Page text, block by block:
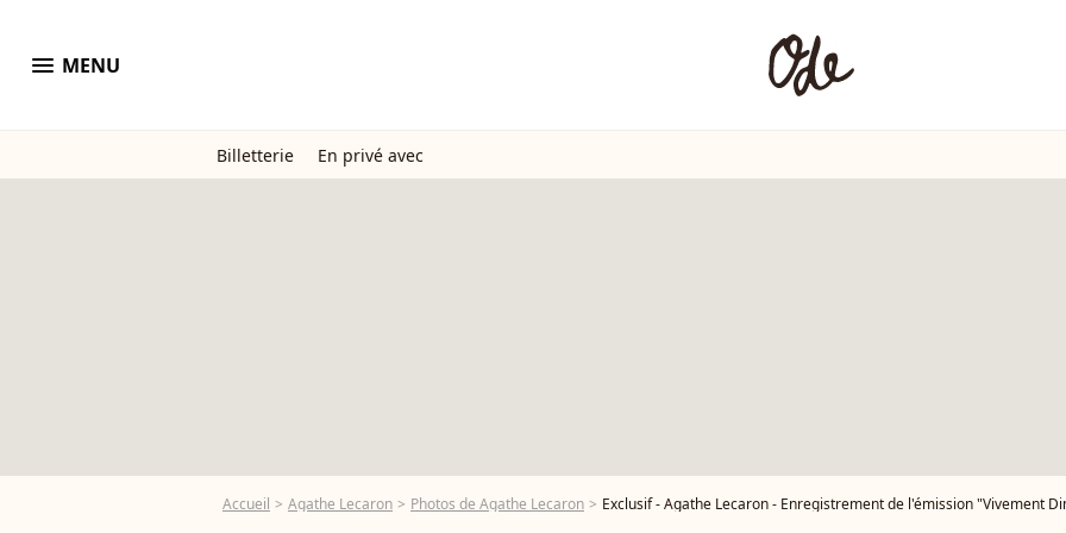
menu MENU
Billetterie En privé avec
Accueil Agathe Lecaron Photos de Agathe Lecaron Exclusif - Agathe Lecaron - Enregistrement de l'émission "Vivement Dimanche" au Studio Gabriel à Paris, présentée par M.Drucker et